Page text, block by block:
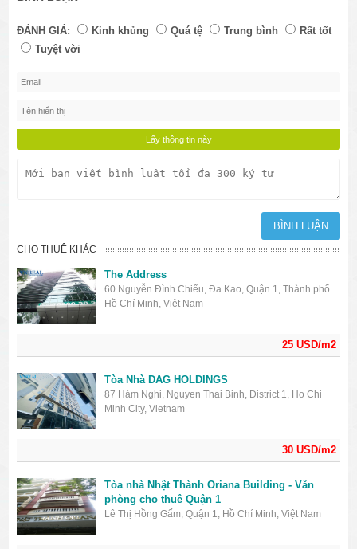
ĐÁNH GIÁ: Kinh khủng Quá tệ Trung bình
Rất tốt
Tuyệt vời
CHO THUÊ KHÁC
25 USD/m2
The Address
60 Nguyễn Đình Chiểu, Đa Kao, Quận 1, Thành phố
Hồ Chí Minh, Việt Nam
30 USD/m2
Tòa Nhà DAG HOLDINGS
87 Hàm Nghi, Nguyen Thai Binh, District 1, Ho Chi
Minh City, Vietnam
Tòa nhà Nhật Thành Oriana Building - Văn
phòng cho thuê Quận 1
Lê Thị Hồng Gấm, Quận 1, Hồ Chí Minh, Việt Nam